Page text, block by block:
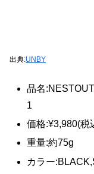
出典:UNBY
品名
1
価格:¥3,980(税
重量:約75g
カラー